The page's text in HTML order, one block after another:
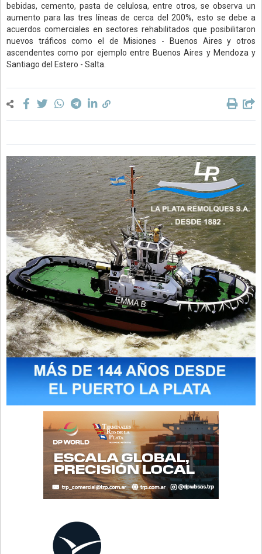
bebidas, cemento, pasta de celulosa, entre otros, se observa un
aumento para las tres líneas de cerca del 200%, esto se debe a
acuerdos comerciales en sectores rehabilitados que posibilitaron
nuevos tráficos como el de Misiones - Buenos Aires y otros
ascendentes como por ejemplo entre Buenos Aires y Mendoza y
Santiago del Estero - Salta.